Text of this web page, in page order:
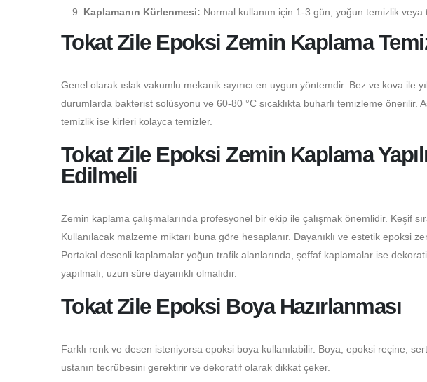
Kaplamanın Kürlenmesi: Normal kullanım için 1-3 gün, yoğun temizlik
Tokat Zile Epoksi Zemin Kaplama
Genel olarak ıslak vakumlu mekanik sıyırıcı en uygun yöntemdir. Bez ve kova ile
durumlarda bakterist solüsyonu ve 60-80 °C sıcaklıkta buharlı temizleme önerilir.
temizlik ise kirleri kolayca temizler.
Tokat Zile Epoksi Zemin Kaplama
Edilmeli
Zemin kaplama çalışmalarında profesyonel bir ekip ile çalışmak önemlidir. Keşif
Kullanılacak malzeme miktarı buna göre hesaplanır. Dayanıklı ve estetik epoksi
Portakal desenli kaplamalar yoğun trafik alanlarında, şeffaf kaplamalar ise
yapılmalı, uzun süre dayanıklı olmalıdır.
Tokat Zile Epoksi Boya Hazırlanması
Farklı renk ve desen isteniyorsa epoksi boya kullanılabilir. Boya, epoksi reçine,
ustanın tecrübesini gerektirir ve dekoratif olarak dikkat çeker.